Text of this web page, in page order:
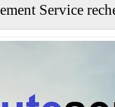
Service